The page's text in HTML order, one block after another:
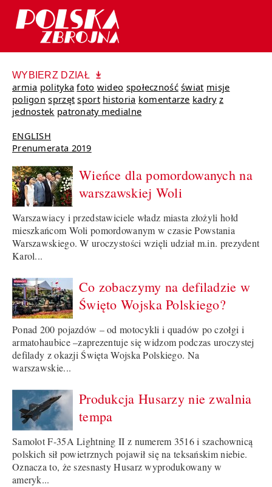
WYBIERZ DZIAŁ
armia polityka foto wideo społeczność świat misje
poligon sprzęt sport historia komentarze kadry z
jednostek patronaty medialne
ENGLISH
Prenumerata 2019
Wieńce dla pomordowanych na
warszawskiej Woli
Warszawiacy i przedstawiciele władz miasta złożyli hołd
mieszkańcom Woli pomordowanym w czasie Powstania
Warszawskiego. W uroczystości wzięli udział m.in. prezydent
Karol...
Co zobaczymy na defiladzie w
Święto Wojska Polskiego?
Ponad 200 pojazdów – od motocykli i quadów po czołgi i
armatohaubice –zaprezentuje się widzom podczas uroczystej
defilady z okazji Święta Wojska Polskiego. Na
warszawskie...
Produkcja Husarzy nie zwalnia
tempa
Samolot F-35A Lightning II z numerem 3516 i szachownicą
polskich sił powietrznych pojawił się na teksańskim niebie.
Oznacza to, że szesnasty Husarz wyprodukowany w
ameryk...